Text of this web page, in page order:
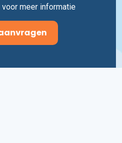
meer informatie